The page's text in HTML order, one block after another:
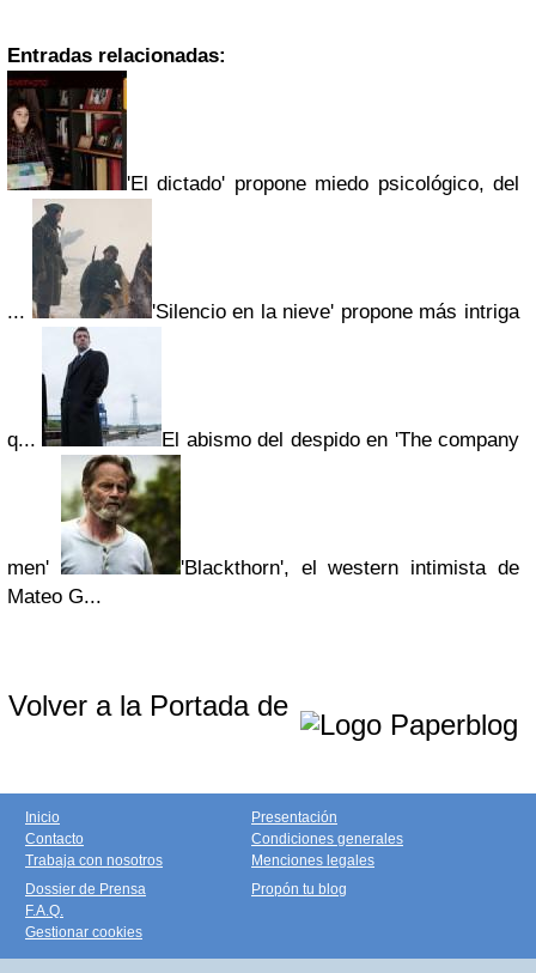
Entradas relacionadas:
'El dictado' propone miedo psicológico, del
... 'Silencio en la nieve' propone más intriga
q... El abismo del despido en 'The company
men'
'Blackthorn', el western intimista de
Mateo G...
Volver a la Portada de
Inicio
Contacto
Trabaja con nosotros
Presentación
Condiciones generales
Menciones legales
Dossier de Prensa
F.A.Q.
Gestionar cookies
Propón tu blog